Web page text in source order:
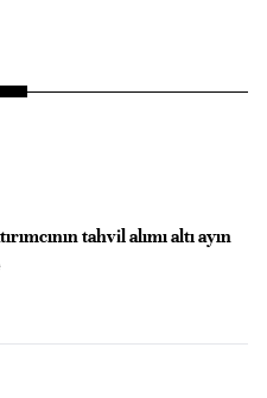
tahvil alımı altı ayın